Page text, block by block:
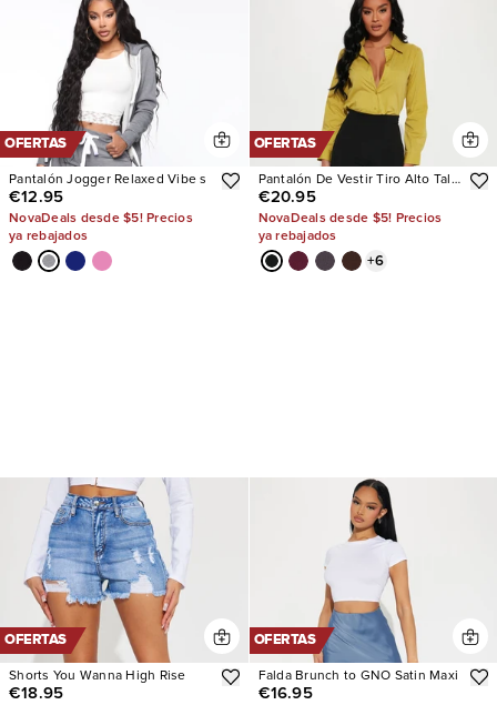
OFERTAS
Pantalón Jogger Relaxed Vibe s
€12.95
NovaDeals desde $5! Precios
ya rebajados
OFERTAS
Pantalón De Vestir Tiro Alto Tall
Victoria
€20.95
NovaDeals desde $5! Precios
ya rebajados
+6
OFERTAS
Shorts You Wanna High Rise
€18.95
OFERTAS
Falda Brunch to GNO Satin Maxi
€16.95